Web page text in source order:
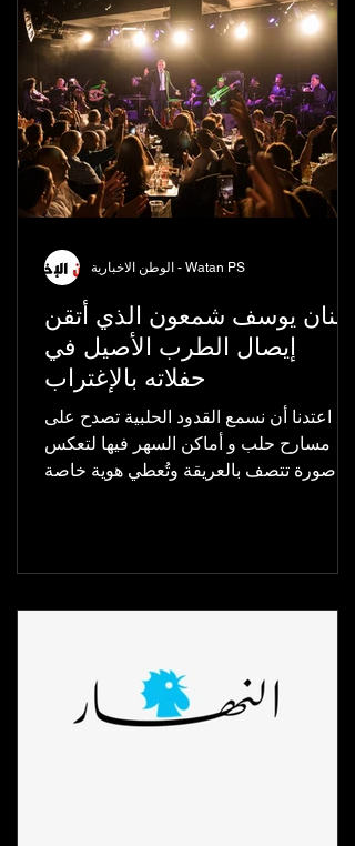
الفنان يوسف شمعون الذي أتقن
إيصال الطرب الأصيل في
حفلاته بالإغتراب
اعتدنا أن نسمع القدود الحلبية تصدح على
مسارح حلب و أماكن السهر فيها لتعكس
صورة تتصف بالعريقة وتُعطي هوية خاصة
الوطن الاخبارية - Watan PS